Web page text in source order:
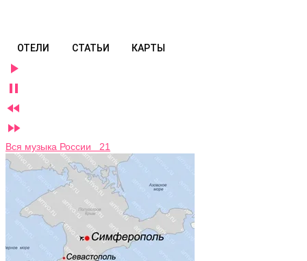
ОТЕЛИ СТАТЬИ КАРТЫ




Вся музыка России 21